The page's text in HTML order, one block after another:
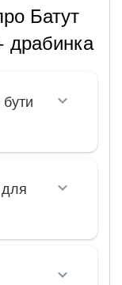
Батут
драбинка